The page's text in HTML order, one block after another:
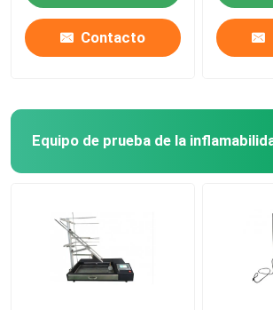
Éntrenos en contacto con
Equipo de prueba del IEC
Equipo de prueba de la protección
Contacto
Equipo de prueba de la